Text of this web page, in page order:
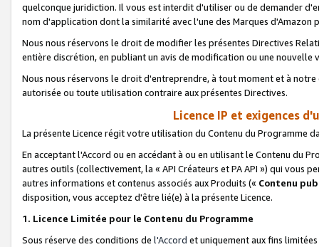
quelconque juridiction. Il vous est interdit d'utiliser ou de demander
nom d'application dont la similarité avec l'une des Marques
Nous nous réservons le droit de modifier les présentes Directives
entière discrétion, en publiant un avis de modification ou une nouvelle
Nous nous réservons le droit d'entreprendre, à tout moment et à
autorisée ou toute utilisation contraire aux présentes Directives.
Licence IP et exigences
La présente Licence régit votre utilisation du Contenu du Programme
En acceptant l'Accord ou en accédant à ou en utilisant le Contenu du
autres outils (collectivement, la « API Créateurs et PA API ») qui vous
autres informations et contenus associés aux Produits (« Contenu
disposition, vous acceptez d'être lié(e) à la présente Licence.
1. Licence Limitée pour le Contenu du Programme
Sous réserve des conditions de l'Accord et uniquement aux fins